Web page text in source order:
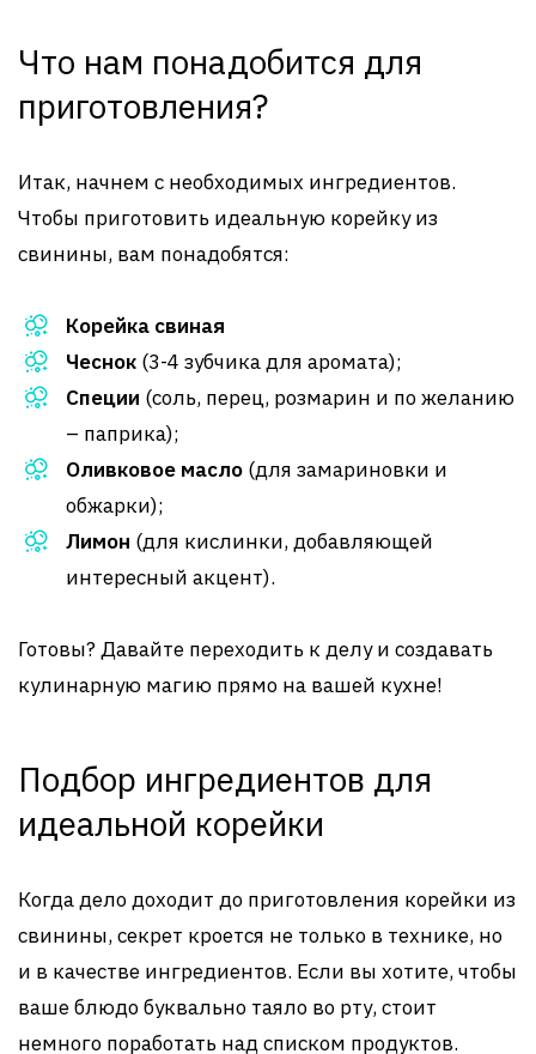
Что нам понадобится для
приготовления?
Итак, начнем с необходимых ингредиентов.
Чтобы приготовить идеальную корейку из
свинины, вам понадобятся:
Корейка свиная
Чеснок (3-4 зубчика для аромата);
Специи (соль, перец, розмарин и по желанию
– паприка);
Оливковое масло (для замариновки и
обжарки);
Лимон (для кислинки, добавляющей
интересный акцент).
Готовы? Давайте переходить к делу и создавать
кулинарную магию прямо на вашей кухне!
Подбор ингредиентов для
идеальной корейки
Когда дело доходит до приготовления корейки из
свинины, секрет кроется не только в технике, но
и в качестве ингредиентов. Если вы хотите, чтобы
ваше блюдо буквально таяло во рту, стоит
немного поработать над списком продуктов.